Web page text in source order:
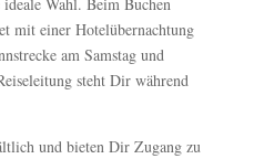
mit einer Hotelübernachtung
am Samstag und
steht Dir während
und bieten Dir Zugang zu